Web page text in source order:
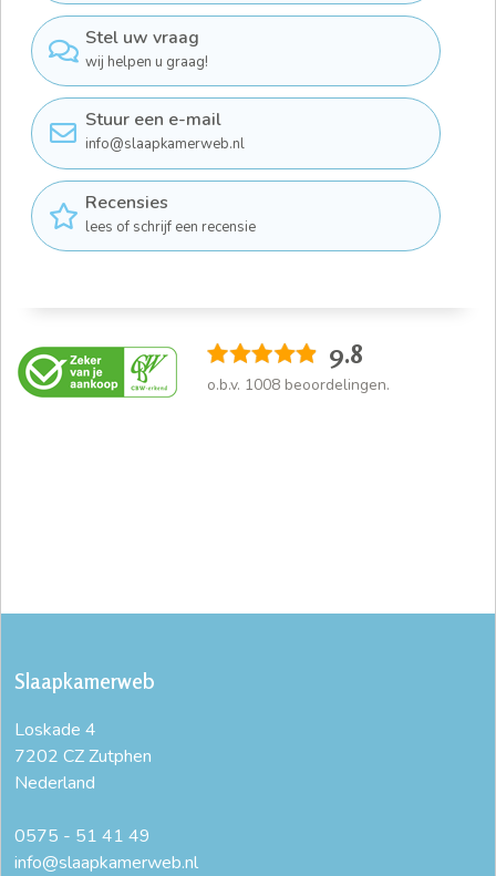
Stel uw vraag
wij helpen u graag!
Stuur een e-mail
info@slaapkamerweb.nl
Recensies
lees of schrijf een recensie
9.8
o.b.v. 1008 beoordelingen.
Slaapkamerweb
Loskade 4
7202 CZ Zutphen
Nederland
0575 - 51 41 49
info@slaapkamerweb.nl